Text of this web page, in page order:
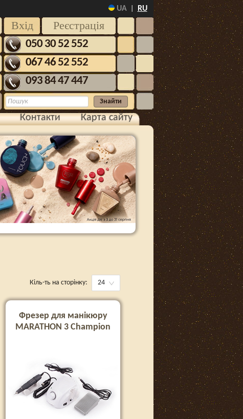
UA RU
Реєстрація
Вхід
050 30 52 552
067 46 52 552
093 84 47 447
Контакти Карта сайту
Кіль-ть на сторінку: 24
Фрезер для манікюру
MARATHON 3 Champion